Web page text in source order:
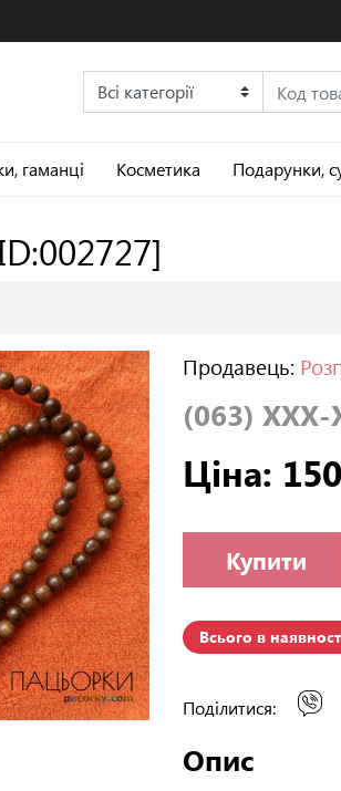
гаманці Косметика Подарунки,
Продавець:
(063) XXX-
Ціна:
Купити
Всього в
Поділитися:
Опис